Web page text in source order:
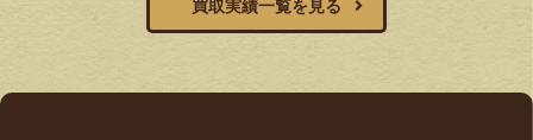
買取実績一覧を見る